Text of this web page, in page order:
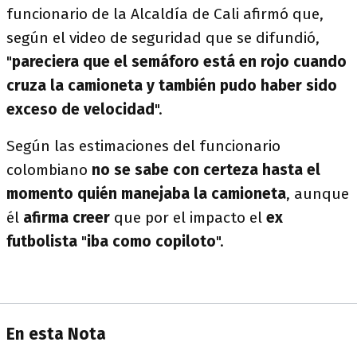
funcionario de la Alcaldía de Cali afirmó que,
según el video de seguridad que se difundió,
"pareciera que el semáforo está en rojo cuando
cruza la camioneta y también pudo haber sido
exceso de velocidad".
Según las estimaciones del funcionario
colombiano no se sabe con certeza hasta el
momento quién manejaba la camioneta, aunque
él afirma creer que por el impacto el ex
futbolista "iba como copiloto".
En esta Nota